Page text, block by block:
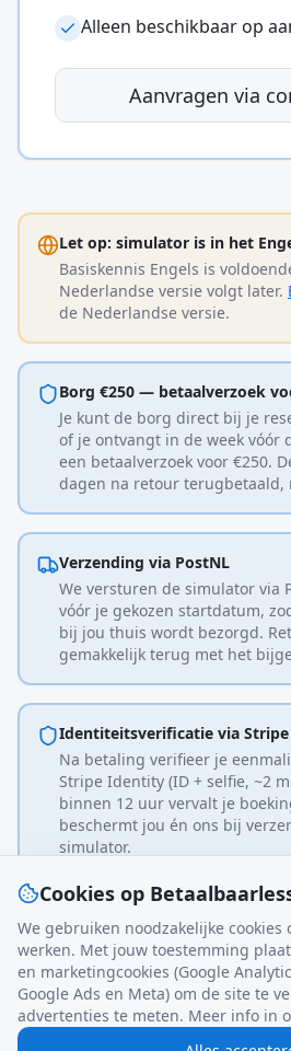
Cookies op
We gebruiken noodzakelijke cookies
werken. Met jouw toestemming
en marketingcookies (Google
Google Ads en Meta) om de site te
advertenties te meten. Meer info in
Alleen beschikbaar op
Aanvragen via
Let op: simulator is in het
Basiskennis Engels is
Nederlandse versie volgt later.
de Nederlandse versie.
Borg €250 — betaalverzoek
Je kunt de borg direct bij je
of je ontvangt in de week vóór
een betaalverzoek voor €250.
dagen na retour terugbetaald,
Verzending via PostNL
We versturen de simulator via
vóór je gekozen startdatum,
bij jou thuis wordt bezorgd.
gemakkelijk terug met het
Identiteitsverificatie via
Na betaling verifieer je
Stripe Identity (ID + selfie, ~2
binnen 12 uur vervalt je
beschermt jou én ons bij
simulator.
Bekijk de huurvoorwaarden
Alle details staan in onze
Gemiddelde rijles in Nederland: